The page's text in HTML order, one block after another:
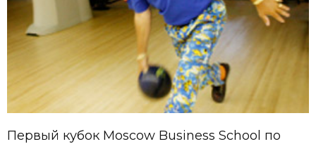
Первый кубок Moscow Business School по